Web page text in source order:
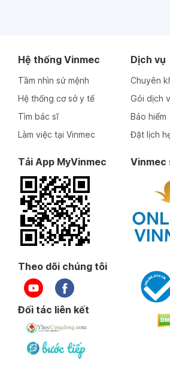
Hệ thống Vinmec
Tầm nhìn sứ mệnh
Hệ thống cơ sở y tế
Tìm bác sĩ
Làm việc tại Vinmec
Dịch vụ
Chuyên
Gói dịch
Bảo hiểm
Đặt lịch
Tải App MyVinmec Vinmec
Theo dõi chúng tôi
Đối tác liên kết